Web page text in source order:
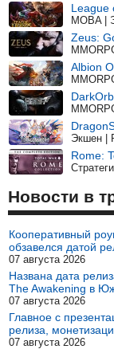
League
MOBA |
Zeus:
Albion
Экшен |
Rome:
Новости в
Кооперативный
обзавелся датой
07 августа 2026
Названа дата
The Awakening в
07 августа 2026
Главное с
релиза,
07 августа 2026